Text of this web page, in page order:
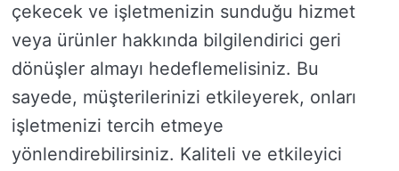
çekecek ve işletmenizin sunduğu hizmet
veya ürünler hakkında bilgilendirici geri
dönüşler almayı hedeflemelisiniz. Bu
sayede, müşterilerinizi etkileyerek, onları
işletmenizi tercih etmeye
yönlendirebilirsiniz. Kaliteli ve etkileyici